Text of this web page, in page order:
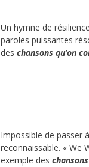
Un hymne de
paroles puissantes
des chansons qu’on
Impossible de passer
reconnaissable. « We
exemple des